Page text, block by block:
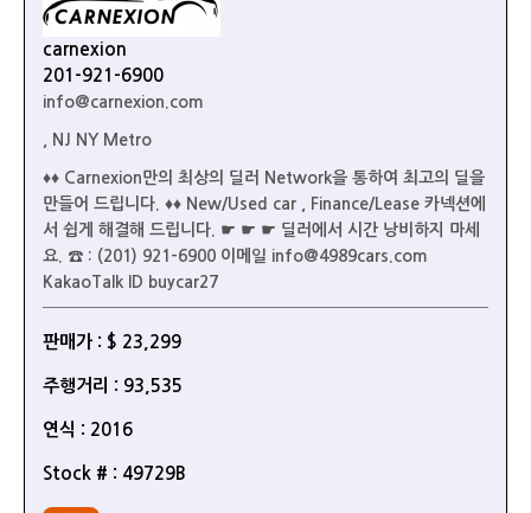
carnexion
201-921-6900
info@carnexion.com
, NJ NY Metro
♦♦ Carnexion만의 최상의 딜러 Network을 통하여 최고의 딜을
만들어 드립니다. ♦♦ New/Used car , Finance/Lease 카넥션에
서 쉽게 해결해 드립니다. ☛ ☛ ☛ 딜러에서 시간 낭비하지 마세
요. ☎ : (201) 921-6900 이메일 info@4989cars.com
KakaoTalk ID buycar27
판매가 : $ 23,299
주행거리 : 93,535
연식 : 2016
Stock # : 49729B